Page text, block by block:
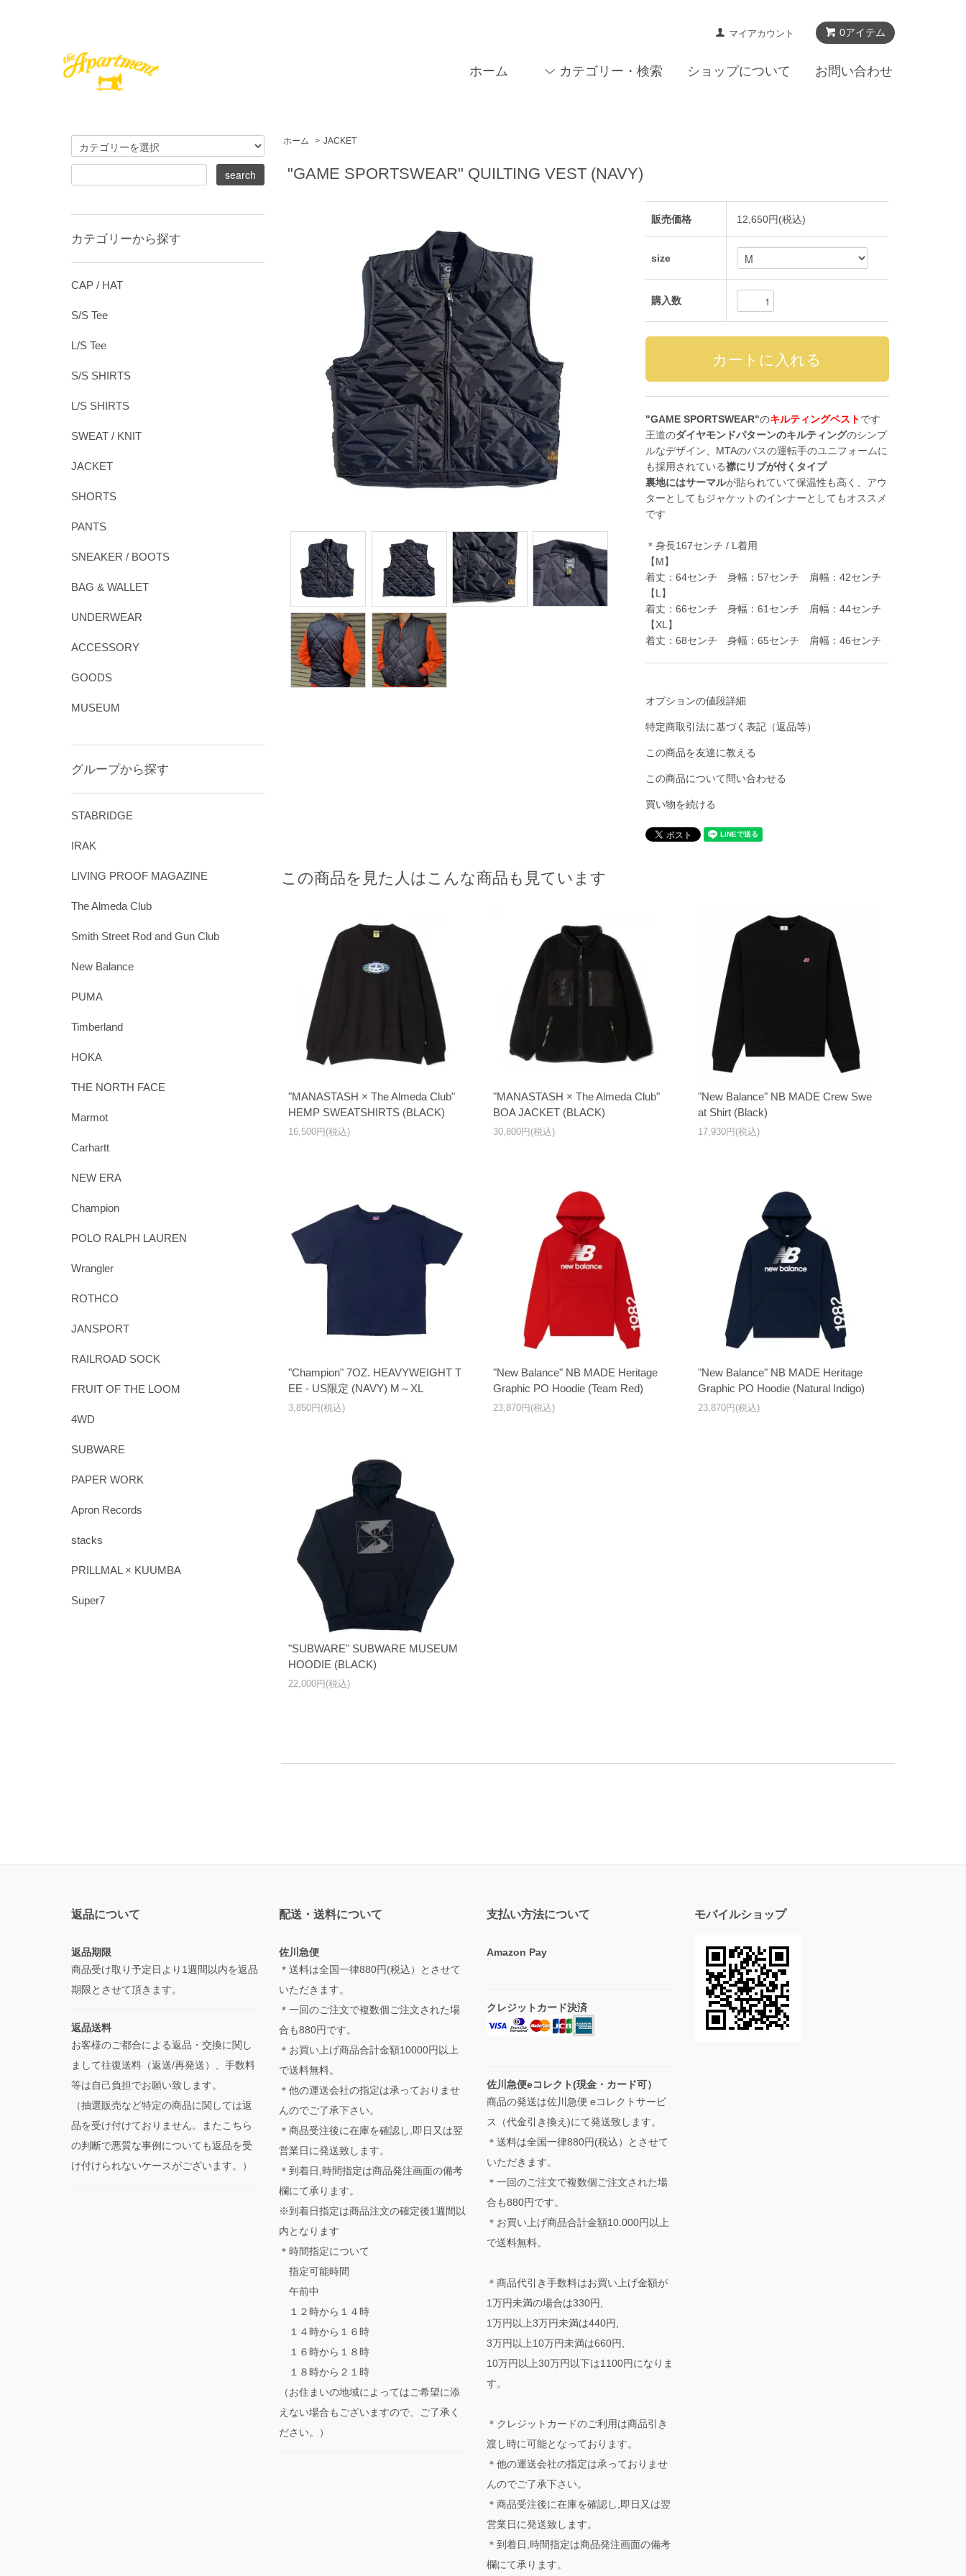
0アイテム
マイアカウント
ホーム カテゴリー・検索 ショップについて お問い合わせ
ホーム > JACKET
"GAME SPORTSWEAR" QUILTING VEST (NAVY)
販売価格 12,650円(税込)
size
購入数
"GAME SPORTSWEAR"のキルティングベストです
王道のダイヤモンドパターンのキルティングのシンプ
ルなデザイン、MTAのバスの運転手のユニフォームに
も採用されている襟にリブが付くタイプ
裏地にはサーマルが貼られていて保温性も高く、アウ
ターとしてもジャケットのインナーとしてもオススメ
です
＊身長167センチ / L着用
【M】
着丈：64センチ 身幅：57センチ 肩幅：42センチ
【L】
着丈：66センチ 身幅：61センチ 肩幅：44センチ
【XL】
着丈：68センチ 身幅：65センチ 肩幅：46センチ
オプションの値段詳細
特定商取引法に基づく表記（返品等）
この商品を友達に教える
この商品について問い合わせる
買い物を続ける
この商品を見た人はこんな商品も見ています
"MANASTASH × The Almeda Club"
HEMP SWEATSHIRTS (BLACK)
16,500円(税込)
"MANASTASH × The Almeda Club"
BOA JACKET (BLACK)
30,800円(税込)
"New Balance" NB MADE Crew Swe
at Shirt (Black)
17,930円(税込)
"Champion" 7OZ. HEAVYWEIGHT T
EE - US限定 (NAVY) M～XL
3,850円(税込)
"New Balance" NB MADE Heritage
Graphic PO Hoodie (Team Red)
23,870円(税込)
"New Balance" NB MADE Heritage
Graphic PO Hoodie (Natural Indigo)
23,870円(税込)
"SUBWARE" SUBWARE MUSEUM
HOODIE (BLACK)
22,000円(税込)
カテゴリーから探す
CAP / HAT
S/S Tee
L/S Tee
S/S SHIRTS
L/S SHIRTS
SWEAT / KNIT
JACKET
SHORTS
PANTS
SNEAKER / BOOTS
BAG & WALLET
UNDERWEAR
ACCESSORY
GOODS
MUSEUM
グループから探す
STABRIDGE
IRAK
LIVING PROOF MAGAZINE
The Almeda Club
Smith Street Rod and Gun Club
New Balance
PUMA
Timberland
HOKA
THE NORTH FACE
Marmot
Carhartt
NEW ERA
Champion
POLO RALPH LAUREN
Wrangler
ROTHCO
JANSPORT
RAILROAD SOCK
FRUIT OF THE LOOM
4WD
SUBWARE
PAPER WORK
Apron Records
stacks
PRILLMAL × KUUMBA
Super7
返品について
返品期限
商品受け取り予定日より1週間以内を返品
期限とさせて頂きます。
返品送料
お客様のご都合による返品・交換に関し
まして往復送料（返送/再発送）、手数料
等は自己負担でお願い致します。
（抽選販売など特定の商品に関しては返
品を受け付けておりません。またこちら
の判断で悪質な事例についても返品を受
け付けられないケースがございます。）
配送・送料について
佐川急便
＊送料は全国一律880円(税込）とさせて
いただきます。
＊一回のご注文で複数個ご注文された場
合も880円です。
＊お買い上げ商品合計金額10000円以上
で送料無料。
＊他の運送会社の指定は承っておりませ
んのでご了承下さい。
＊商品受注後に在庫を確認し,即日又は翌
営業日に発送致します。
＊到着日,時間指定は商品発注画面の備考
欄にて承ります。
※到着日指定は商品注文の確定後1週間以
内となります
＊時間指定について
指定可能時間
午前中
１２時から１４時
１４時から１６時
１６時から１８時
１８時から２１時
（お住まいの地域によってはご希望に添
えない場合もございますので、ご了承く
ださい。）
支払い方法について
Amazon Pay
クレジットカード決済
佐川急便eコレクト(現金・カード可）
商品の発送は佐川急便 eコレクトサービ
ス（代金引き換え)にて発送致します。
＊送料は全国一律880円(税込）とさせて
いただきます。
＊一回のご注文で複数個ご注文された場
合も880円です。
＊お買い上げ商品合計金額10.000円以上
で送料無料。
＊商品代引き手数料はお買い上げ金額が
1万円未満の場合は330円,
1万円以上3万円未満は440円,
3万円以上10万円未満は660円,
10万円以上30万円以下は1100円になりま
す。
＊クレジットカードのご利用は商品引き
渡し時に可能となっております。
＊他の運送会社の指定は承っておりませ
んのでご了承下さい。
＊商品受注後に在庫を確認し,即日又は翌
営業日に発送致します。
＊到着日,時間指定は商品発注画面の備考
欄にて承ります。
モバイルショップ